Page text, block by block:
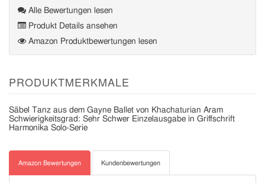
Alle Bewertungen lesen
Produkt Details ansehen
Amazon Produktbewertungen lesen
PRODUKTMERKMALE
Säbel Tanz aus dem Gayne Ballet von Khachaturian Aram
Schwierigkeitsgrad: Sehr Schwer Einzelausgabe in Griffschrift
Harmonika Solo-Serie
Amazon Bewertungen Kundenbewertungen